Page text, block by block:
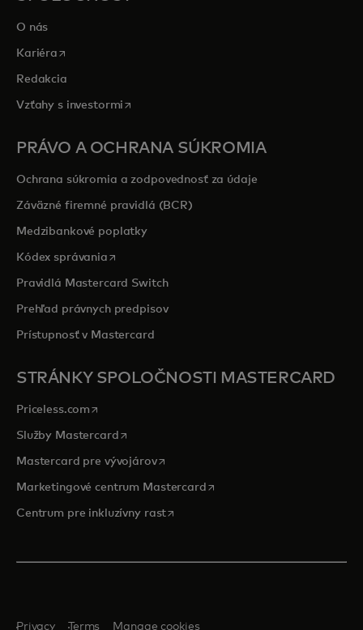
O nás
Kariéra opens in a new tab
Redakcia
Vzťahy s investormi opens in a new tab
PRÁVO A OCHRANA SÚKROMIA
Ochrana súkromia a zodpovednosť za údaje
Záväzné firemné pravidlá (BCR)
Medzibankové poplatky
Kódex správaniaopens in a new tab
Pravidlá Mastercard Switch
Prehľad právnych predpisov
Prístupnosť v Mastercard
STRÁNKY SPOLOČNOSTI MASTERCARD
Priceless.com opens in a new tab
Služby Mastercardopens in a new tab
Mastercard pre vývojárovopens in a new tab
Marketingové centrum Mastercardopens in a new tab
Centrum pre inkluzívny rastopens in a new tab
Privacy Terms Manage cookies